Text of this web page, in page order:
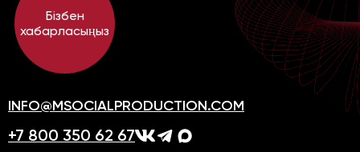
Бізбен
хабарласыңыз
INFO@MSOCIALPRODUCTION.COM
+7 800 350 62 67